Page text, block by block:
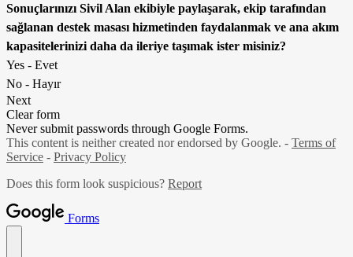
Sonuçlarınızı Sivil Alan ekibiyle paylaşarak, ekip tarafından
sağlanan destek masası hizmetinden faydalanmak ve ana akım
kapasitelerinizi daha da ileriye taşımak ister misiniz?
Yes - Evet
No - Hayır
Next
Clear form
Never submit passwords through Google Forms.
This content is neither created nor endorsed by Google. - Terms of
Service - Privacy Policy
Does this form look suspicious? Report
Forms